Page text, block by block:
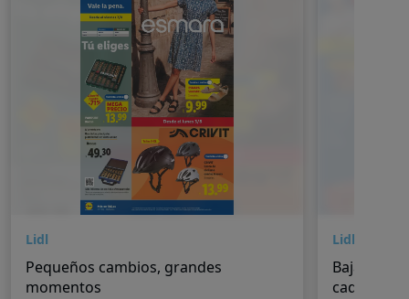
Lidl
Pequeños cambios, grandes
momentos
Lidl
Bajadas
cada día